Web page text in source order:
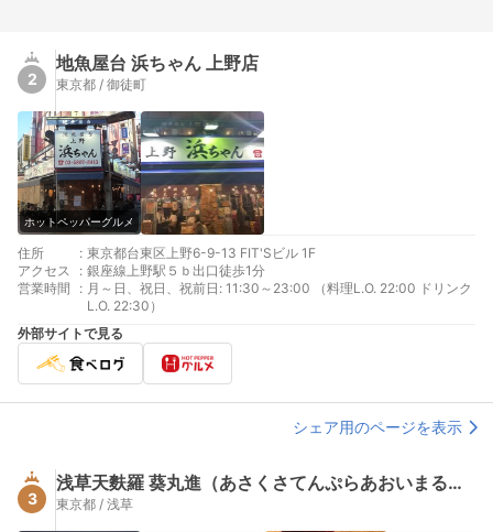
2
地魚屋台 浜ちゃん 上野店
東京都 / 御徒町
ホットペッパーグルメ
住所 : 東京都台東区上野6-9-13 FIT'Sビル 1F
アクセス
: 銀座線上野駅５ｂ出口徒歩1分
営業時間
: 月～日、祝日、祝前日: 11:30～23:00 （料理L.O. 22:00 ドリンク
L.O. 22:30）
外部サイトで見る
シェア用のページを表示
3
浅草天麩羅 葵丸進（あさくさてんぷらあおいまるしん）
東京都 / 浅草